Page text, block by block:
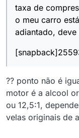
taxa de
o meu carro
adiantado, deve
?? ponto não é
motor é a alcool
ou 12,5:1,
velas originais de